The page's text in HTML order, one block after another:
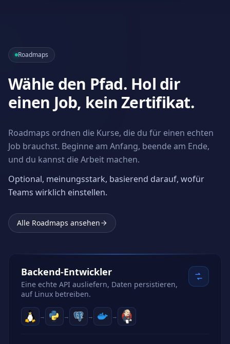
Roadmaps
Wähle den Pfad. Hol dir
einen Job, kein Zertifikat.
Roadmaps ordnen die Kurse, die du für einen echten
Job brauchst. Beginne am Anfang, beende am Ende,
und du kannst die Arbeit machen.
Optional, meinungsstark, basierend darauf, wofür
Teams wirklich einstellen.
Alle Roadmaps ansehen
Backend-Entwickler
Eine echte API ausliefern, Daten persistieren,
auf Linux betreiben.
→ → → →